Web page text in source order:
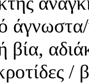
βία,
/